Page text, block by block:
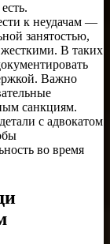
к неудачам —
занятостью,
В таких
Важно
санкциям.
с адвокатом
во время